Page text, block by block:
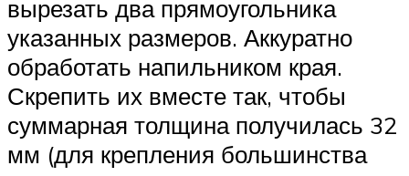
вырезать два прямоугольника
указанных размеров. Аккуратно
обработать напильником края.
Скрепить их вместе так, чтобы
суммарная толщина получилась 32
мм (для крепления большинства